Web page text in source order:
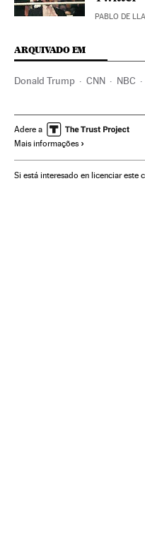
PABLO DE
ARQUIVADO EM
Donald Trump CNN NBC
América Meios comunicação
Adere a
Mais informações
Si está interesado en licenciar este